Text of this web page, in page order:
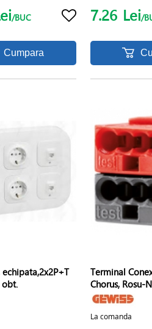
/BUC
Cumpara
7.26 Lei/
obt.
Terminal
Chorus, Rosu-
La comanda